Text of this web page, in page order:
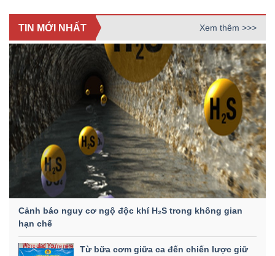
TIN MỚI NHẤT Xem thêm >>>
Cảnh báo nguy cơ ngộ độc khí H₂S trong không gian
hạn chế
Từ bữa cơm giữa ca đến chiến lược giữ